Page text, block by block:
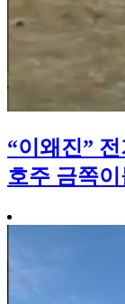
“이왜진”
호주 금쪽